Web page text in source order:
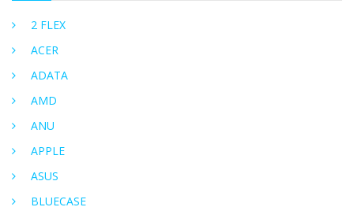
2 FLEX
ACER
ADATA
AMD
ANU
APPLE
ASUS
BLUECASE